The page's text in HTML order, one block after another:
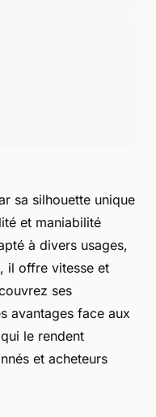
sa silhouette unique
et maniabilité
à divers usages,
il offre vitesse et
ses
avantages face aux
le rendent
et acheteurs